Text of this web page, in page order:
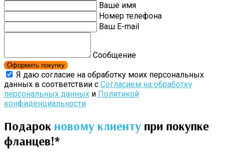
Ваше имя
Номер телефона
Ваш E-mail
Сообщение
Оформить покупку
Я даю согласие на обработку моих персональных
данных в соответствии с Согласием на обработку
персональных данных и Политикой
конфиденциальности
Подарок новому клиенту при покупке
фланцев!*